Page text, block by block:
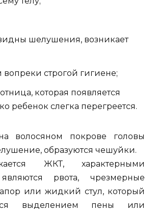
шелушения, возникает
вопреки строгой гигиене;
которая появляется
ребенок слегка перегреется.
волосяном покрове головы
образуются чешуйки.
ЖКТ, характерными
рвота, чрезмерные
или жидкий стул, который
выделением пены или